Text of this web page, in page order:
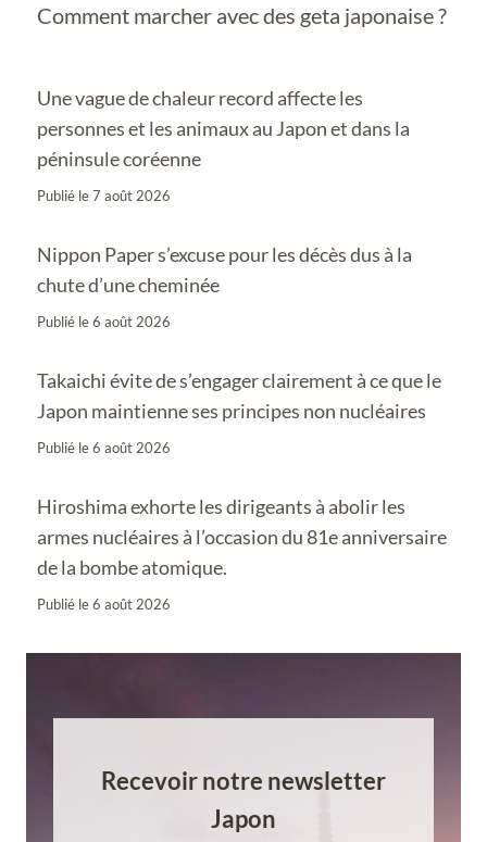
Comment marcher avec des geta japonaise ?
Une vague de chaleur record affecte les
personnes et les animaux au Japon et dans la
péninsule coréenne
Publié le7 août 2026
Nippon Paper s’excuse pour les décès dus à la
chute d’une cheminée
Publié le6 août 2026
Takaichi évite de s’engager clairement à ce que le
Japon maintienne ses principes non nucléaires
Publié le6 août 2026
Hiroshima exhorte les dirigeants à abolir les
armes nucléaires à l’occasion du 81e anniversaire
de la bombe atomique.
Publié le6 août 2026
Recevoir notre newsletter
Japon